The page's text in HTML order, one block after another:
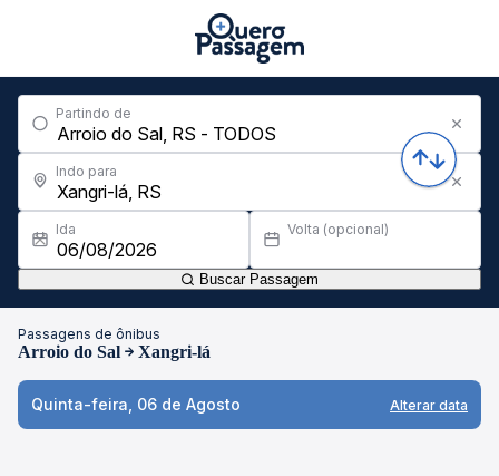
Partindo de
Indo para
Ida Volta (opcional)
Buscar Passagem
Passagens de ônibus
Arroio do Sal Xangri-lá
Quinta-feira, 06 de Agosto Alterar data